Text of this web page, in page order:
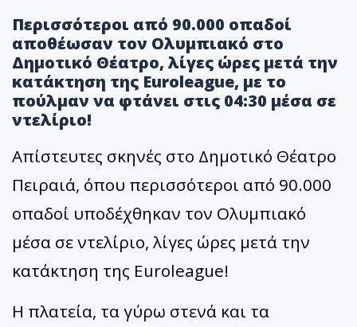
Περισσότεροι από 90.000 οπαδοί
αποθέωσαν τον Ολυμπιακό στο
Δημοτικό Θέατρο, λίγες ώρες μετά την
κατάκτηση της Euroleague, με το
πούλμαν να φτάνει στις 04:30 μέσα σε
ντελίριο!
Απίστευτες σκηνές στο Δημοτικό Θέατρο
Πειραιά, όπου περισσότεροι από 90.000
οπαδοί υποδέχθηκαν τον Ολυμπιακό
μέσα σε ντελίριο, λίγες ώρες μετά την
κατάκτηση της Euroleague!
Η πλατεία, τα γύρω στενά και τα